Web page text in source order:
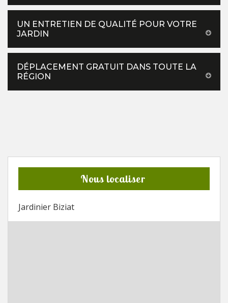
UN ENTRETIEN DE QUALITÉ POUR VOTRE
JARDIN
DÉPLACEMENT GRATUIT DANS TOUTE LA
RÉGION
Nous localiser
Jardinier Biziat